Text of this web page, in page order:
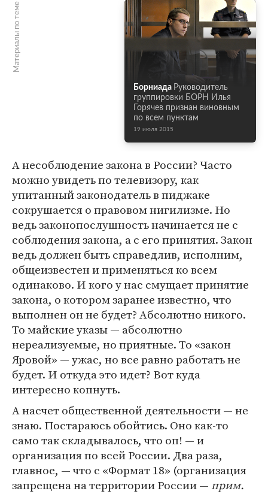
Материалы по теме
Борниада Руководитель
группировки БОРН Илья
Горячев признан виновным
по всем пунктам
19 июля 2015
А несоблюдение закона в России? Часто
можно увидеть по телевизору, как
упитанный законодатель в пиджаке
сокрушается о правовом нигилизме. Но
ведь законопослушность начинается не с
соблюдения закона, а с его принятия. Закон
ведь должен быть справедлив, исполним,
общеизвестен и применяться ко всем
одинаково. И кого у нас смущает принятие
закона, о котором заранее известно, что
выполнен он не будет? Абсолютно никого.
То майские указы — абсолютно
нереализуемые, но приятные. То «закон
Яровой» — ужас, но все равно работать не
будет. И откуда это идет? Вот куда
интересно копнуть.
А насчет общественной деятельности — не
знаю. Постараюсь обойтись. Оно как-то
само так складывалось, что оп! — и
организация по всей России. Два раза,
главное, — что с «Формат 18» (организация
запрещена на территории России — прим.